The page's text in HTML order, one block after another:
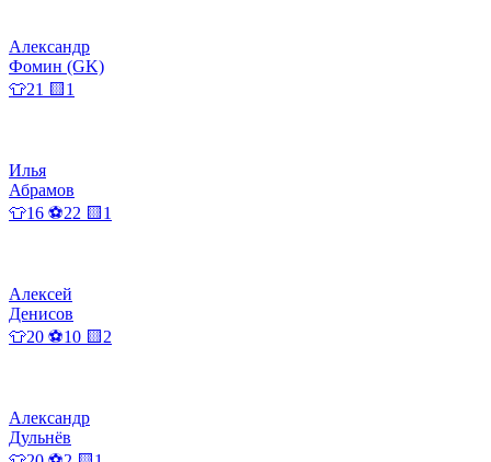
Александр
Фомин (GK)
👕21 🟨1
Илья
Абрамов
👕16 ⚽22 🟨1
Алексей
Денисов
👕20 ⚽10 🟨2
Александр
Дульнёв